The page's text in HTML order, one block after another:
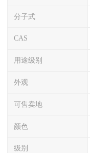
分子式
CAS
用途级别
外观
可售卖地
颜色
级别